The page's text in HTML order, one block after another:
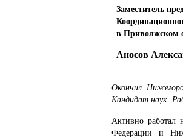
Заместитель
в Приволжском
Аносов
Окончил
Кандидат наук.
Активно работал
Федерации и